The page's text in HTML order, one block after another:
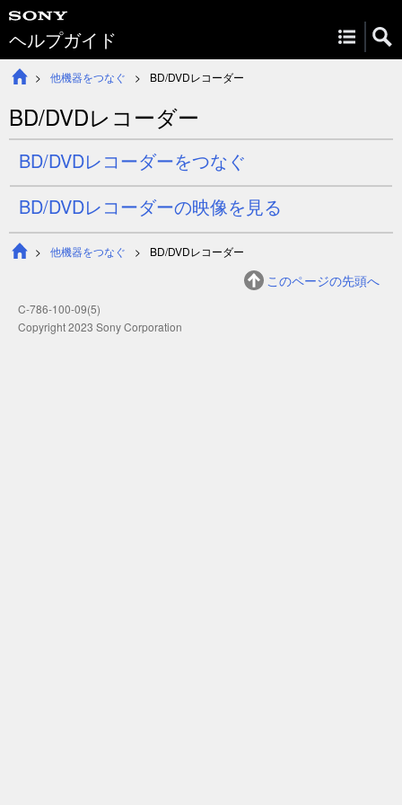
ヘルプガイド
他機器をつなぐ BD/DVDレコーダー
BD/DVDレコーダー
BD/DVDレコーダーをつなぐ
BD/DVDレコーダーの映像を見る
他機器をつなぐ BD/DVDレコーダー
このページの先頭へ
C-786-100-09(5)
Copyright 2023 Sony Corporation